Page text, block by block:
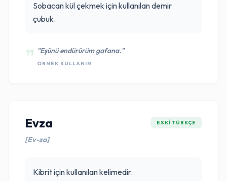
Sobacan kül çekmek için kullanılan demir
çubuk.
"Eşünü endürürüm gafana."
ÖRNEK KULLANIM
Evza
[Ev-za]
ESKI TÜRKÇE
Kibrit için kullanılan kelimedir.